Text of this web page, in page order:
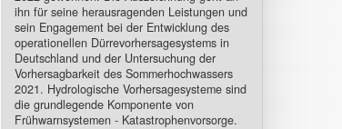
ihn für seine herausragenden Leistungen und
sein Engagement bei der Entwicklung des
operationellen Dürrevorhersagesystems in
Deutschland und der Untersuchung der
Vorhersagbarkeit des Sommerhochwassers
2021. Hydrologische Vorhersagesysteme sind
die grundlegende Komponente von
Frühwarnsystemen - Katastrophenvorsorge.